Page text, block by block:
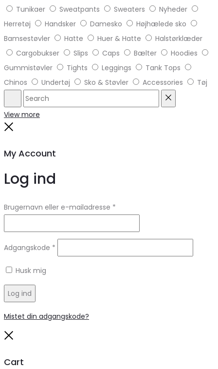
Tunikaer
Sweatpants Sweaters
Nyheder
Herretøj
Handsker Damesko
Højhælede sko
Bamsestøvler
Hatte Huer & Hatte
Halstørklæder
Cargobukser
Slips Caps Bælter
Hoodies
Gummistøvler
Tights Leggings
Tank Tops
Chinos
Undertøj Sko & Støvler Accessories Tøj
Search
View more
My Account
Log ind
Brugernavn eller e-mailadresse *
Adgangskode *
Husk mig
Log ind
Mistet din adgangskode?
Cart